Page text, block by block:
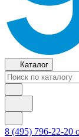
Каталог
8 (495) 796-22-20